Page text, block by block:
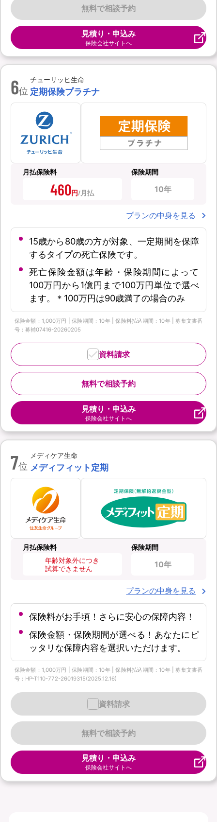
無料で相談予約
見積り・申込み
保険会社サイトへ
6位
チューリッヒ生命
定期保険プラチナ
月払保険料
460円
保険期間
10年
プランの中身を見る
15歳から80歳の方が対象、一定期間を保障
するタイプの死亡保険です。
死亡保険金額は年齢・保険期間によって
100万円から1億円まで100万円単位で選べ
ます。＊100万円は90歳満了の場合のみ
保険金額：1,000万円 | 保険期間：10年 | 保険料払込期間：10年 | 募集文書番
号：募補07416-20260205
無料で相談予約
資料請求
見積り・申込み
保険会社サイトへ
7位
メディケア生命
メディフィット定期
月払保険料
年齢対象外につき
試算できません
保険期間
10年
プランの中身を見る
保険料がお手頃！さらに安心の保障内容！
保険金額・保険期間が選べる！あなたにピ
ッタリな保障内容を選択いただけます。
保険金額：1,000万円 | 保険期間：10年 | 保険料払込期間：10年 | 募集文書番
号：HP-T110-772-26019315(2025.12.16)
無料で相談予約
資料請求
見積り・申込み
保険会社サイトへ